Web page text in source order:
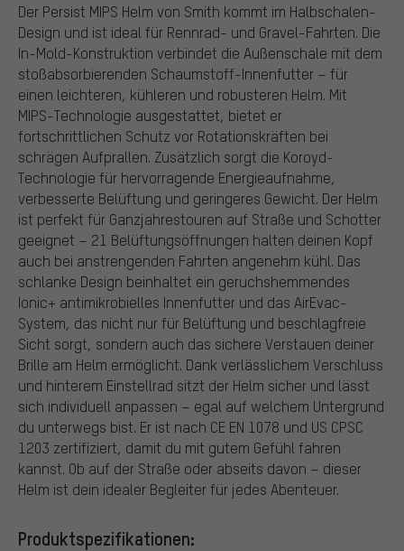
Der Persist MIPS Helm von Smith kommt im Halbschalen-
Design und ist ideal für Rennrad- und Gravel-Fahrten. Die
In-Mold-Konstruktion verbindet die Außenschale mit dem
stoßabsorbierenden Schaumstoff-Innenfutter – für
einen leichteren, kühleren und robusteren Helm. Mit
MIPS-Technologie ausgestattet, bietet er
fortschrittlichen Schutz vor Rotationskräften bei
schrägen Aufprallen. Zusätzlich sorgt die Koroyd-
Technologie für hervorragende Energieaufnahme,
verbesserte Belüftung und geringeres Gewicht. Der Helm
ist perfekt für Ganzjahrestouren auf Straße und Schotter
geeignet – 21 Belüftungsöffnungen halten deinen Kopf
auch bei anstrengenden Fahrten angenehm kühl. Das
schlanke Design beinhaltet ein geruchshemmendes
Ionic+ antimikrobielles Innenfutter und das AirEvac-
System, das nicht nur für Belüftung und beschlagfreie
Sicht sorgt, sondern auch das sichere Verstauen deiner
Brille am Helm ermöglicht. Dank verlässlichem Verschluss
und hinterem Einstellrad sitzt der Helm sicher und lässt
sich individuell anpassen – egal auf welchem Untergrund
du unterwegs bist. Er ist nach CE EN 1078 und US CPSC
1203 zertifiziert, damit du mit gutem Gefühl fahren
kannst. Ob auf der Straße oder abseits davon – dieser
Helm ist dein idealer Begleiter für jedes Abenteuer.
Produktspezifikationen: